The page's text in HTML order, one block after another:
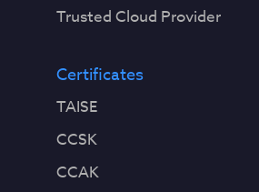
Trusted Cloud Provider
Certificates
TAISE
CCSK
CCAK